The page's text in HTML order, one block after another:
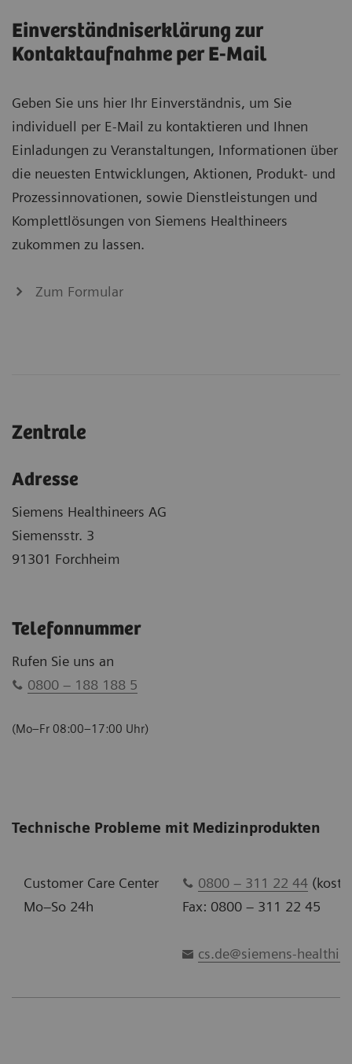
Einverständniserklärung zur
Kontaktaufnahme per E-Mail
Geben Sie uns hier Ihr Einverständnis, um Sie
individuell per E-Mail zu kontaktieren und Ihnen
Einladungen zu Veranstaltungen, Informationen über
die neuesten Entwicklungen, Aktionen, Produkt- und
Prozessinnovationen, sowie Dienstleistungen und
Komplettlösungen von Siemens Healthineers
zukommen zu lassen.
Zum Formular
Zentrale
Adresse
Siemens Healthineers AG
Siemensstr. 3
91301 Forchheim
Telefonnummer
Rufen Sie uns an
0800 – 188 188 5
(Mo–Fr 08:00–17:00 Uhr)
Technische Probleme mit Medizinprodukten
Customer Care Center
Mo–So 24h
0800 – 311 22 44
Fax: 0800 – 311 22 45
cs.de@siemens-